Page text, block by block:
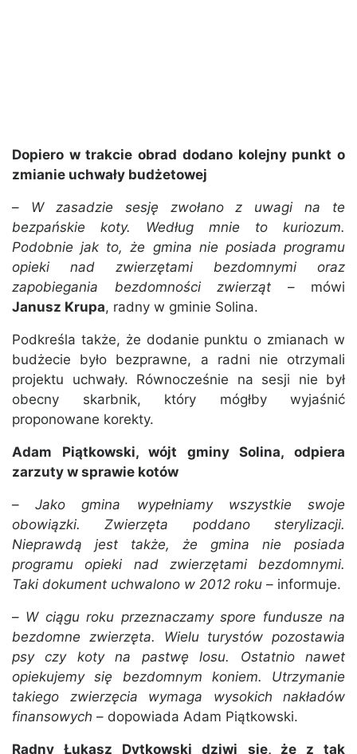
Dopiero w trakcie obrad dodano kolejny punkt o
zmianie uchwały budżetowej
– W zasadzie sesję zwołano z uwagi na te
bezpańskie koty. Według mnie to kuriozum.
Podobnie jak to, że gmina nie posiada programu
opieki nad zwierzętami bezdomnymi oraz
zapobiegania bezdomności zwierząt – mówi
Janusz Krupa, radny w gminie Solina.
Podkreśla także, że dodanie punktu o zmianach w
budżecie było bezprawne, a radni nie otrzymali
projektu uchwały. Równocześnie na sesji nie był
obecny skarbnik, który mógłby wyjaśnić
proponowane korekty.
Adam Piątkowski, wójt gminy Solina, odpiera
zarzuty w sprawie kotów
–Jako gmina wypełniamy wszystkie swoje
obowiązki. Zwierzęta poddano sterylizacji.
Nieprawdą jest także, że gmina nie posiada
programu opieki nad zwierzętami bezdomnymi.
Taki dokument uchwalono w 2012 roku – informuje.
– W ciągu roku przeznaczamy spore fundusze na
bezdomne zwierzęta. Wielu turystów pozostawia
psy czy koty na pastwę losu. Ostatnio nawet
opiekujemy się bezdomnym koniem. Utrzymanie
takiego zwierzęcia wymaga wysokich nakładów
finansowych – dopowiada Adam Piątkowski.
Radny Łukasz Dytkowski dziwi się, że z tak